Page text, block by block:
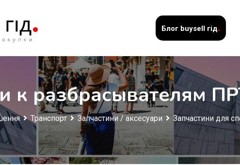
Блог buysell гід.
к разбрасывателям
Транспорт Запчастини / аксесуари Запчастини для